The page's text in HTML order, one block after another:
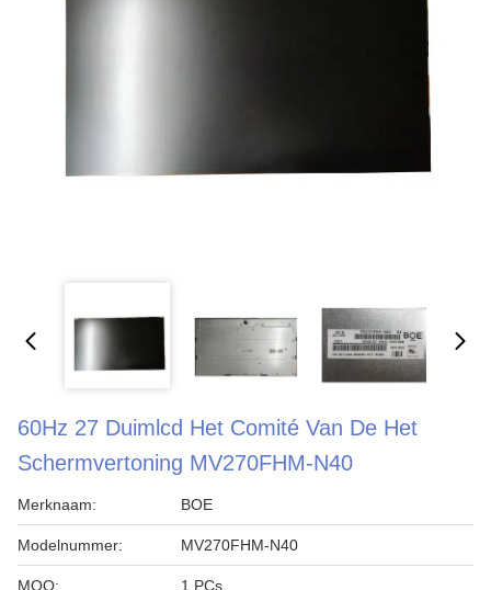
60Hz 27 Duimlcd Het Comité Van De Het
Schermvertoning MV270FHM-N40
Merknaam: BOE
Modelnummer: MV270FHM-N40
MOQ: 1 PCs